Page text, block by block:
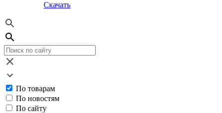
Скачать
По товарам
По новостям
По сайту